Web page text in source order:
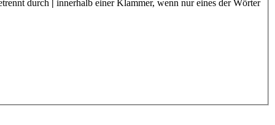
durch | innerhalb einer Klammer, wenn nur eines der Wörter